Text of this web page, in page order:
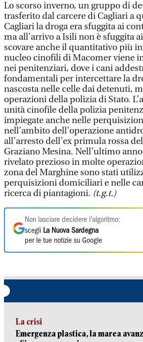
Lo scorso inverno, un gruppo di
trasferito dal carcere di Cagliari a
Cagliari la droga era sfuggita ai
ma all’arrivo a Isili non è sfuggita
scovare anche il quantitativo più
nucleo cinofili di Macomer viene
nei penitenziari, dove i cani
fondamentali per intercettare la
nascosta nelle celle dai detenuti,
operazioni della polizia di Stato.
unità cinofile della polizia
impiegate anche nelle
nell’ambito dell’operazione
all’arresto dell’ex primula rossa
Graziano Mesina. Nell’ultimo
rivelato prezioso in molte
zona del Marghine sono stati
perquisizioni domiciliari e nelle
ricerca di piantagioni. (t.g.t.)
Non lasciare decidere l'algoritmo:
scegli La Nuova Sardegna
per le tue notizie su Google
La crisi
Emergenza plastica, la marea